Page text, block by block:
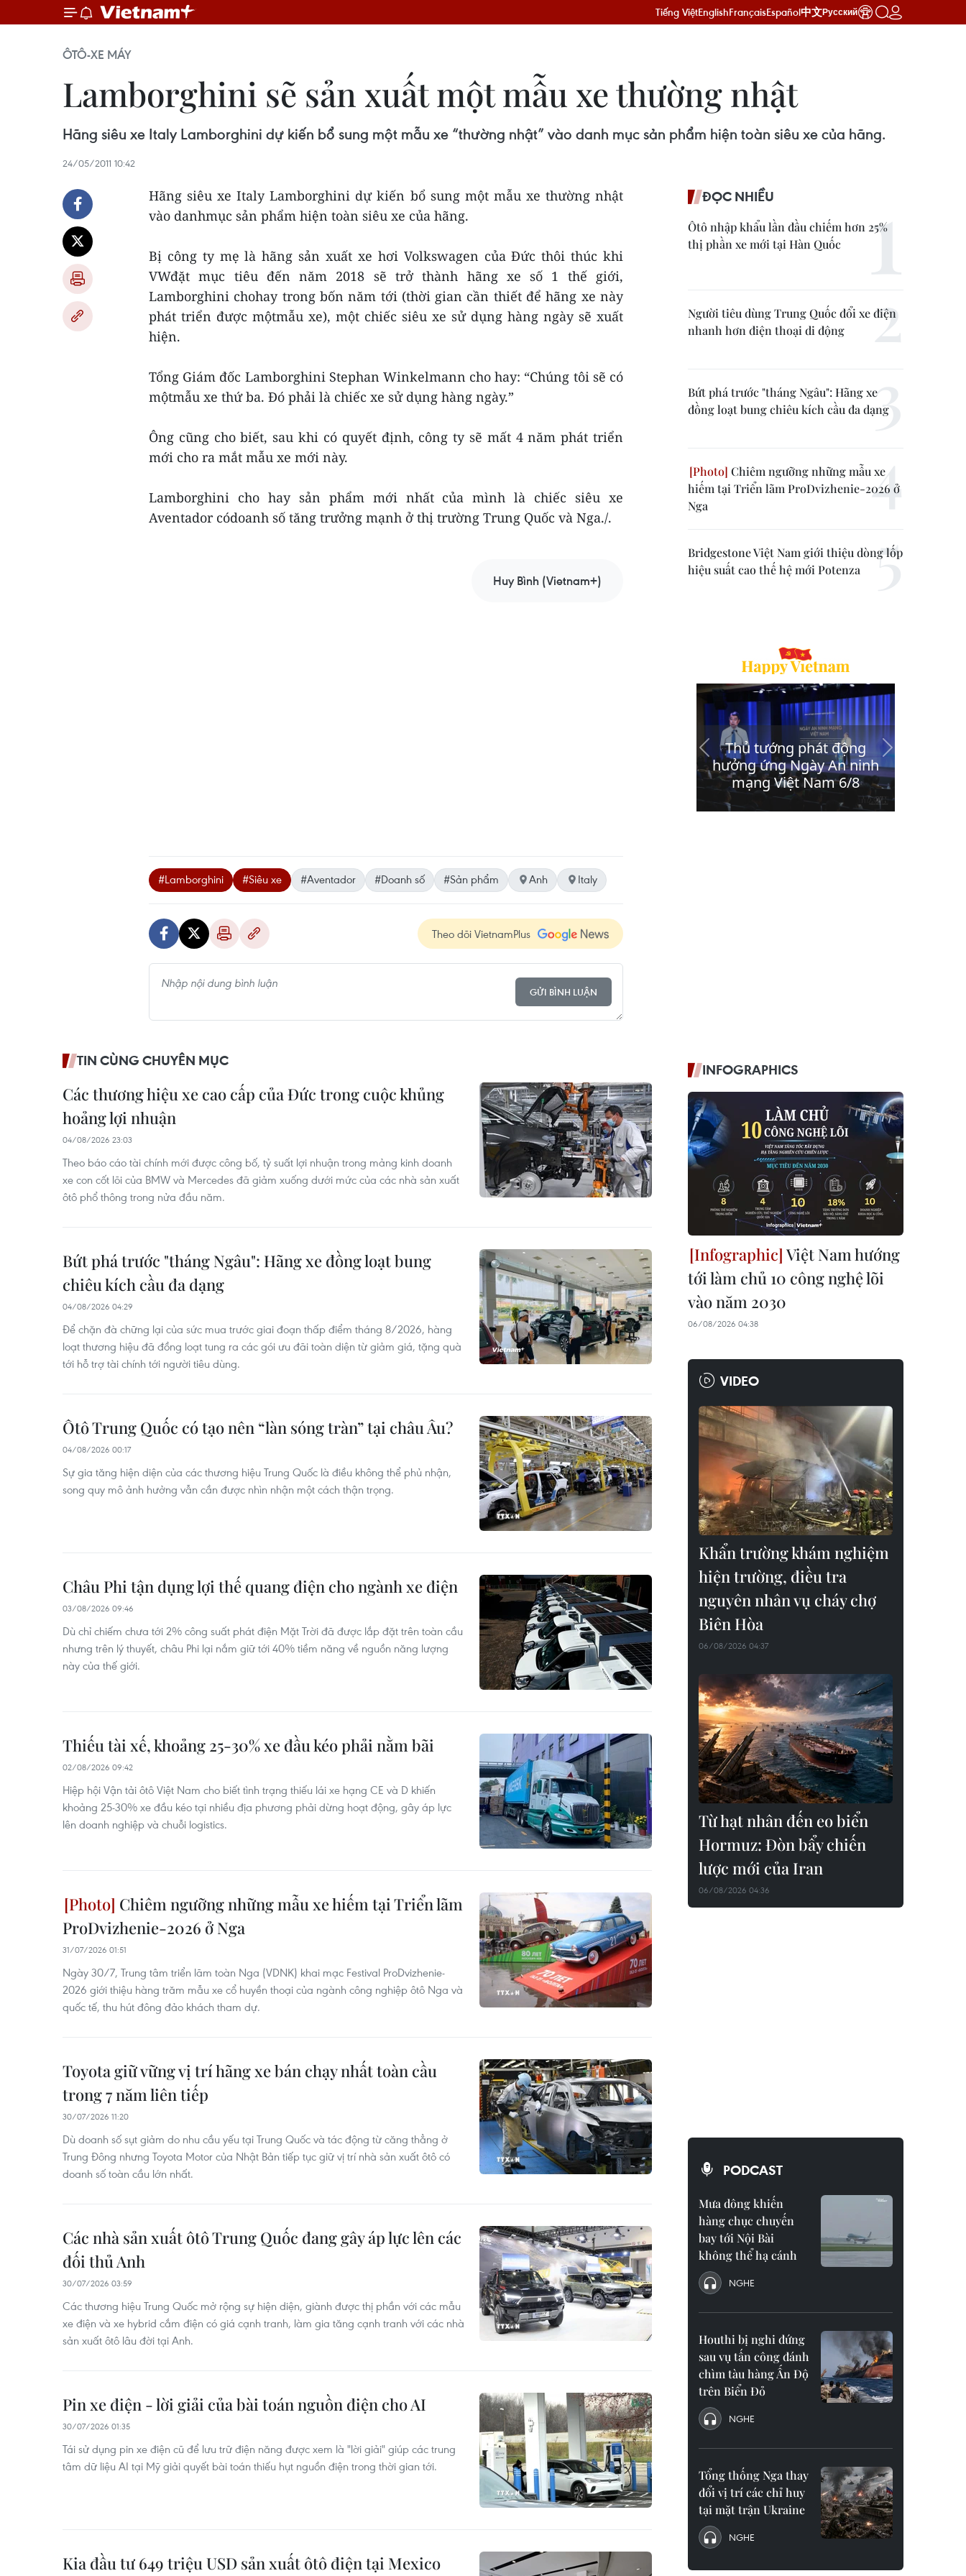
Tiếng ViệtEnglishFrançaisEspañol中文Русский
ÔTÔ-XE MÁY
Lamborghini sẽ sản xuất một mẫu xe thường nhật
Hãng siêu xe Italy Lamborghini dự kiến bổ sung một mẫu xe “thường nhật” vào danh mục sản phẩm hiện toàn siêu xe của hãng.
24/05/2011 10:42
Hãng siêu xe Italy Lamborghini dự kiến bổ sung một mẫu xe thường nhật
vào danhmục sản phẩm hiện toàn siêu xe của hãng.
Bị công ty mẹ là hãng sản xuất xe hơi Volkswagen của Đức thôi thúc khi
VWđặt mục tiêu đến năm 2018 sẽ trở thành hãng xe số 1 thế giới,
Lamborghini chohay trong bốn năm tới (thời gian cần thiết để hãng xe này
phát triển được mộtmẫu xe), một chiếc siêu xe sử dụng hàng ngày sẽ xuất
hiện.
Tổng Giám đốc Lamborghini Stephan Winkelmann cho hay: “Chúng tôi sẽ có
mộtmẫu xe thứ ba. Đó phải là chiếc xe sử dụng hàng ngày.”
Ông cũng cho biết, sau khi có quyết định, công ty sẽ mất 4 năm phát triển
mới cho ra mắt mẫu xe mới này.
Lamborghini cho hay sản phẩm mới nhất của mình là chiếc siêu xe
Aventador códoanh số tăng trưởng mạnh ở thị trường Trung Quốc và Nga./.
Huy Bình (Vietnam+)
#Lamborghini #Siêu xe #Aventador #Doanh số #Sản phẩm Anh Italy
Theo dõi VietnamPlus
GỬI BÌNH LUẬN
TIN CÙNG CHUYÊN MỤC
Các thương hiệu xe cao cấp của Đức trong cuộc khủng
hoảng lợi nhuận
04/08/2026 23:03
Theo báo cáo tài chính mới được công bố, tỷ suất lợi nhuận trong mảng kinh doanh
xe con cốt lõi của BMW và Mercedes đã giảm xuống dưới mức của các nhà sản xuất
ôtô phổ thông trong nửa đầu năm.
Bứt phá trước "tháng Ngâu": Hãng xe đồng loạt bung
chiêu kích cầu đa dạng
04/08/2026 04:29
Để chặn đà chững lại của sức mua trước giai đoạn thấp điểm tháng 8/2026, hàng
loạt thương hiệu đã đồng loạt tung ra các gói ưu đãi toàn diện từ giảm giá, tặng quà
tới hỗ trợ tài chính tới người tiêu dùng.
Ôtô Trung Quốc có tạo nên “làn sóng tràn” tại châu Âu?
04/08/2026 00:17
Sự gia tăng hiện diện của các thương hiệu Trung Quốc là điều không thể phủ nhận,
song quy mô ảnh hưởng vẫn cần được nhìn nhận một cách thận trọng.
Châu Phi tận dụng lợi thế quang điện cho ngành xe điện
03/08/2026 09:46
Dù chỉ chiếm chưa tới 2% công suất phát điện Mặt Trời đã được lắp đặt trên toàn cầu
nhưng trên lý thuyết, châu Phi lại nắm giữ tới 40% tiềm năng về nguồn năng lượng
này của thế giới.
Thiếu tài xế, khoảng 25-30% xe đầu kéo phải nằm bãi
02/08/2026 09:42
Hiệp hội Vận tải ôtô Việt Nam cho biết tình trạng thiếu lái xe hạng CE và D khiến
khoảng 25-30% xe đầu kéo tại nhiều địa phương phải dừng hoạt động, gây áp lực
lên doanh nghiệp và chuỗi logistics.
Chiêm ngưỡng những mẫu xe hiếm tại Triển lãm
ProDvizhenie-2026 ở Nga
31/07/2026 01:51
Ngày 30/7, Trung tâm triển lãm toàn Nga (VDNK) khai mạc Festival ProDvizhenie-
2026 giới thiệu hàng trăm mẫu xe cổ huyền thoại của ngành công nghiệp ôtô Nga và
quốc tế, thu hút đông đảo khách tham dự.
Toyota giữ vững vị trí hãng xe bán chạy nhất toàn cầu
trong 7 năm liên tiếp
30/07/2026 11:20
Dù doanh số sụt giảm do nhu cầu yếu tại Trung Quốc và tác động từ căng thẳng ở
Trung Đông nhưng Toyota Motor của Nhật Bản tiếp tục giữ vị trí nhà sản xuất ôtô có
doanh số toàn cầu lớn nhất.
Các nhà sản xuất ôtô Trung Quốc đang gây áp lực lên các
đối thủ Anh
30/07/2026 03:59
Các thương hiệu Trung Quốc mở rộng sự hiện diện, giành được thị phần với các mẫu
xe điện và xe hybrid cắm điện có giá cạnh tranh, làm gia tăng cạnh tranh với các nhà
sản xuất ôtô lâu đời tại Anh.
Pin xe điện - lời giải của bài toán nguồn điện cho AI
30/07/2026 01:35
Tái sử dụng pin xe điện cũ để lưu trữ điện năng được xem là "lời giải" giúp các trung
tâm dữ liệu AI tại Mỹ giải quyết bài toán thiếu hụt nguồn điện trong thời gian tới.
Kia đầu tư 649 triệu USD sản xuất ôtô điện tại Mexico
ĐỌC NHIỀU
Ôtô nhập khẩu lần đầu chiếm hơn 25%
thị phần xe mới tại Hàn Quốc
Người tiêu dùng Trung Quốc đổi xe điện
nhanh hơn điện thoại di động
Bứt phá trước "tháng Ngâu": Hãng xe
đồng loạt bung chiêu kích cầu đa dạng
Chiêm ngưỡng những mẫu xe
hiếm tại Triển lãm ProDvizhenie-2026 ở
Nga
Bridgestone Việt Nam giới thiệu dòng lốp
hiệu suất cao thế hệ mới Potenza
INFOGRAPHICS
Việt Nam hướng
tới làm chủ 10 công nghệ lõi
vào năm 2030
06/08/2026 04:38
VIDEO
Khẩn trường khám nghiệm
hiện trường, điều tra
nguyên nhân vụ cháy chợ
Biên Hòa
06/08/2026 04:37
Từ hạt nhân đến eo biển
Hormuz: Đòn bẩy chiến
lược mới của Iran
06/08/2026 04:36
PODCAST
Mưa dông khiến
hàng chục chuyến
bay tới Nội Bài
không thể hạ cánh
NGHE
Houthi bị nghi đứng
sau vụ tấn công đánh
chìm tàu hàng Ấn Độ
trên Biển Đỏ
NGHE
Tổng thống Nga thay
đổi vị trí các chỉ huy
tại mặt trận Ukraine
NGHE